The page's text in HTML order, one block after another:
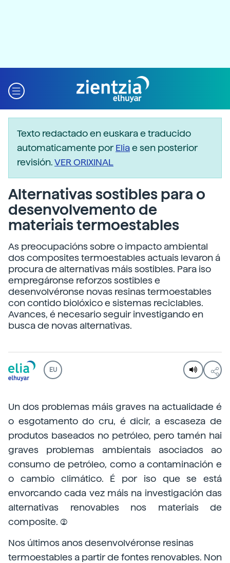
Texto redactado en euskara e traducido
automaticamente porEliae sen posterior
revisión.VER ORIXINAL
Alternativas sostibles para o
desenvolvemento de
materiais termoestables
As preocupacións sobre o impacto ambiental
dos composites termoestables actuais levaron á
procura de alternativas máis sostibles. Para iso
empregáronse reforzos sostibles e
desenvolvéronse novas resinas termoestables
con contido biolóxico e sistemas reciclables.
Avances, é necesario seguir investigando en
busca de novas alternativas.
EU
Un dos problemas máis graves na actualidade é
o esgotamento do cru, é dicir, a escaseza de
produtos baseados no petróleo, pero tamén hai
graves problemas ambientais asociados ao
consumo de petróleo, como a contaminación e
o cambio climático. É por iso que se está
envorcando cada vez máis na investigación das
alternativas renovables nos materiais de
composite. (2)
Nos últimos anos desenvolvéronse resinas
termoestables a partir de fontes renovables. Non